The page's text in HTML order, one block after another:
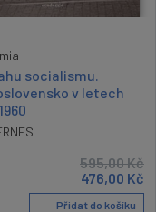
socialismu.
v letech
595,00Kč
476,00 Kč
Přidat do košíku